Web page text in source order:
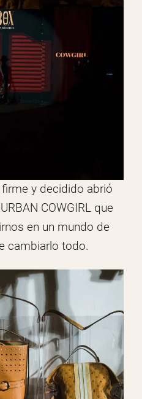
y decidido abrió
COWGIRL que
en un mundo de
cambiarlo todo.